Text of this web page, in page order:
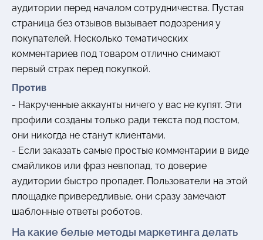
аудитории перед началом сотрудничества. Пустая
страница без отзывов вызывает подозрения у
покупателей. Несколько тематических
комментариев под товаром отлично снимают
первый страх перед покупкой.
Против
- Накрученные аккаунты ничего у вас не купят. Эти
профили созданы только ради текста под постом,
они никогда не станут клиентами.
- Если заказать самые простые комментарии в виде
смайликов или фраз невпопад, то доверие
аудитории быстро пропадет. Пользователи на этой
площадке привередливые, они сразу замечают
шаблонные ответы роботов.
На какие белые методы маркетинга делать